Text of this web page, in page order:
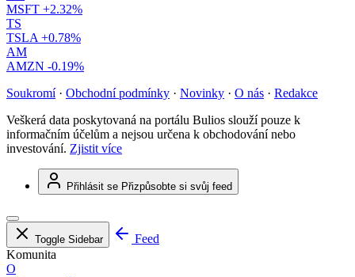
MSFT +2.32%
TS
TSLA +0.78%
AM
AMZN -0.19%
Soukromí · Obchodní podmínky · Novinky · O nás · Redakce
Veškerá data poskytovaná na portálu Bulios slouží pouze k
informačním účelům a nejsou určena k obchodování nebo
investování. Zjistit více
Přihlásit se Přizpůsobte si svůj feed
Toggle Sidebar
Feed
Komunita
O